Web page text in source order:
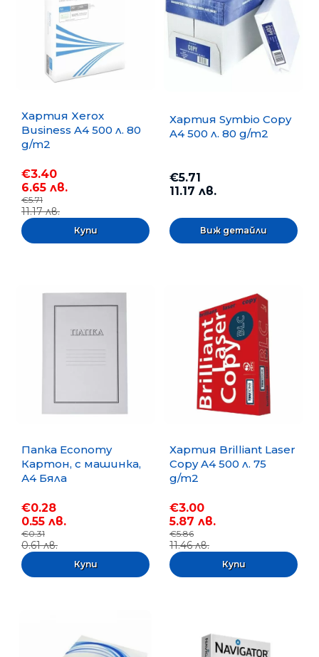
Хартия Xerox
Business A4 500 л. 80
g/m2
€3.40
6.65 лв.
€5.71
11.17 лв.
Хартия Symbio Copy
A4 500 л. 80 g/m2
€5.71
11.17 лв.
Виж детайли
Папка Economy
Картон, с машинка,
А4 Бяла
€0.28
0.55 лв.
€0.31
0.61 лв.
Хартия Brilliant Laser
Copy A4 500 л. 75
g/m2
€3.00
5.87 лв.
€5.86
11.46 лв.